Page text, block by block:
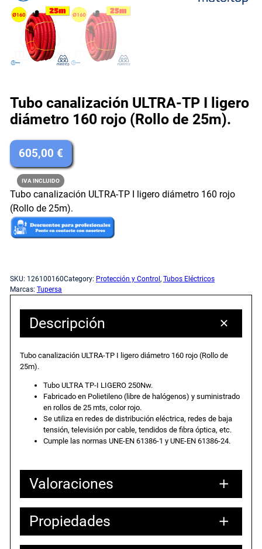
Tubo canalización ULTRA-TP I ligero
diámetro 160 rojo (Rollo de 25m).
605,00 €
IVA INCLUIDO
Tubo canalización ULTRA-TP I ligero diámetro 160 rojo
(Rollo de 25m).
SKU: 126100160Category: Protección y Control , Tubos Eléctricos
Marcas: Tupersa
Descripción
Tubo canalización ULTRA-TP I ligero diámetro 160 rojo (Rollo de
25m).
Tubo ULTRA TP-I LIGERO 250Nw.
Fabricado en Polietileno (libre de halógenos) y suministrado
en rollos de 25 mts, color rojo.
Se utiliza en redes de distribución eléctrica, redes de baja
tensión, televisión por cable, tendidos de fibra óptica, etc.
Cumple las normas UNE-EN 61386-1 y UNE-EN 61386-24.
Valoraciones
0 valoraciones en Tubo
Propiedades